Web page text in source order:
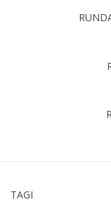
TAGI